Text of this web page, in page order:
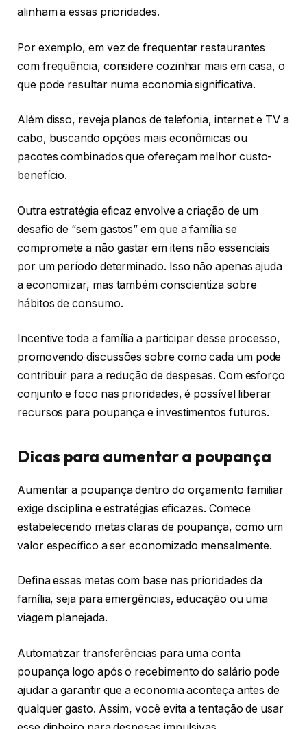
alinham a essas prioridades.
Por exemplo, em vez de frequentar restaurantes
com frequência, considere cozinhar mais em casa, o
que pode resultar numa economia significativa.
Além disso, reveja planos de telefonia, internet e TV a
cabo, buscando opções mais econômicas ou
pacotes combinados que ofereçam melhor custo-
benefício.
Outra estratégia eficaz envolve a criação de um
desafio de “sem gastos” em que a família se
compromete a não gastar em itens não essenciais
por um período determinado. Isso não apenas ajuda
a economizar, mas também conscientiza sobre
hábitos de consumo.
Incentive toda a família a participar desse processo,
promovendo discussões sobre como cada um pode
contribuir para a redução de despesas. Com esforço
conjunto e foco nas prioridades, é possível liberar
recursos para poupança e investimentos futuros.
Dicas para aumentar a poupança
Aumentar a poupança dentro do orçamento familiar
exige disciplina e estratégias eficazes. Comece
estabelecendo metas claras de poupança, como um
valor específico a ser economizado mensalmente.
Defina essas metas com base nas prioridades da
família, seja para emergências, educação ou uma
viagem planejada.
Automatizar transferências para uma conta
poupança logo após o recebimento do salário pode
ajudar a garantir que a economia aconteça antes de
qualquer gasto. Assim, você evita a tentação de usar